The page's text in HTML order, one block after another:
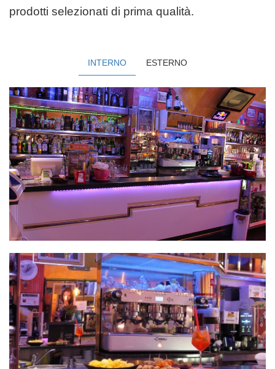
prodotti selezionati di prima qualità.
INTERNO ESTERNO